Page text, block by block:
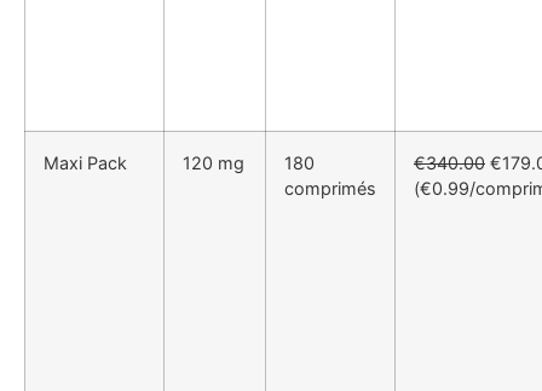
Maxi Pack 120 mg
180
comprimés
€340.00
(€0.99/